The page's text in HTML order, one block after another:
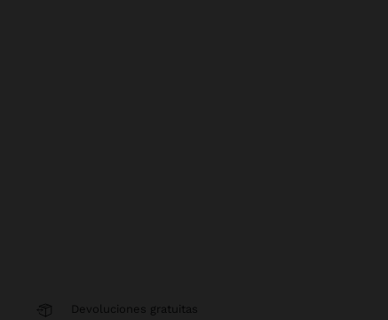
Devoluciones gratuitas